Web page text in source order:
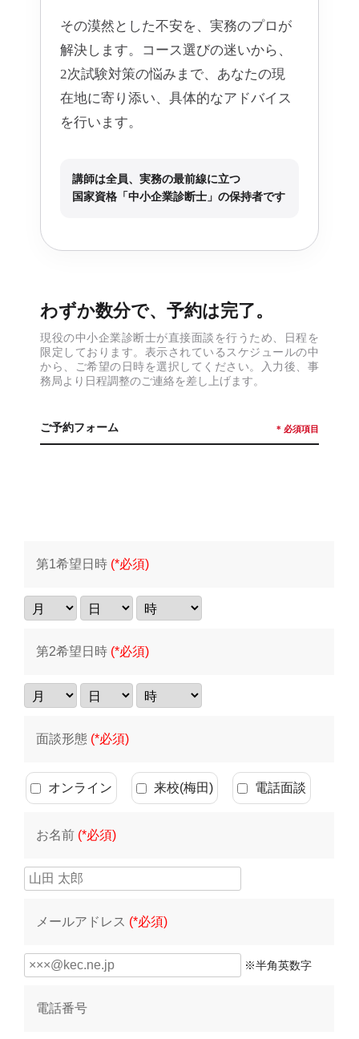
その漠然とした不安を、実務のプロが
解決します。コース選びの迷いから、
2次試験対策の悩みまで、あなたの現
在地に寄り添い、具体的なアドバイス
を行います。
講師は全員、実務の最前線に立つ
国家資格「中小企業診断士」の保持者です
わずか数分で、予約は完了。
現役の中小企業診断士が直接面談を行うため、日程を
限定しております。表示されているスケジュールの中
から、ご希望の日時を選択してください。入力後、事
務局より日程調整のご連絡を差し上げます。
ご予約フォーム * 必須項目
第1希望日時 (*必須)
第2希望日時 (*必須)
面談形態 (*必須)
オンライン 来校(梅田) 電話面談
お名前 (*必須)
メールアドレス (*必須)
※半角英数字
電話番号